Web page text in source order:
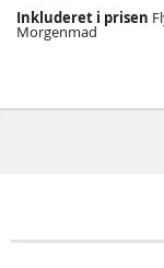
Inkluderet i prisen
Morgenmad